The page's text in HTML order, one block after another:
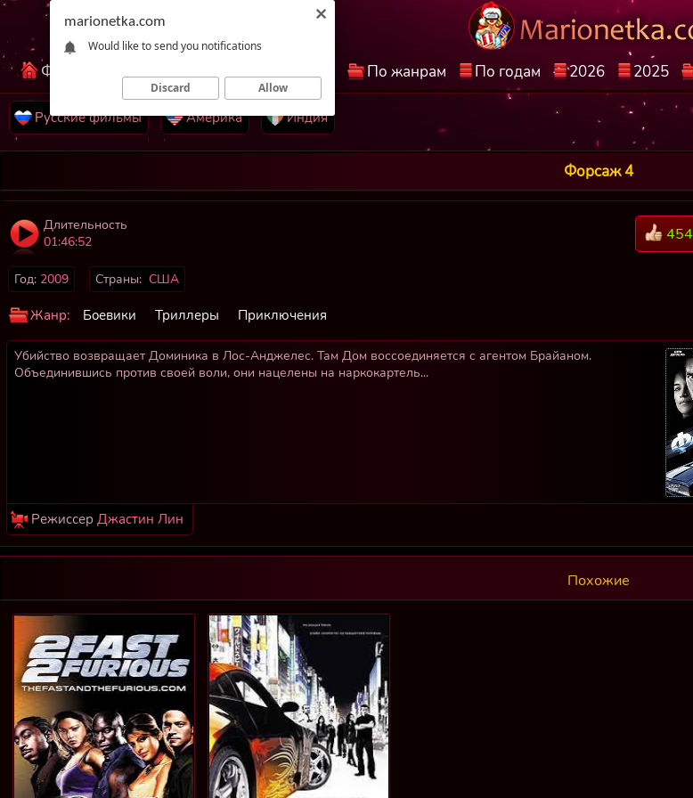
Фильмы КиноНетка Лучшие фильмы По жанрам По годам 2026 2025
Русские фильмы Америка Индия
Форсаж 4
Длительность
01:46:52
454
Год: 2009 Страны: США
Жанр: Боевики Триллеры Приключения
Убийство возвращает Доминика в Лос-Анджелес. Там Дом воссоединяется с агентом Брайаном.
Объединившись против своей воли, они нацелены на наркокартель...
Режиссер Джастин Лин
Похожие
marionetka.com
Would like to send you notifications
Discard Allow